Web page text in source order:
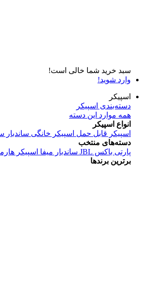
سبد خرید شما خالی است!
وارد شوید!
اسپیکر
دسته‌بندی اسپیکر
همه موارد این دسته
انواع اسپیکر
اسپیکر قابل حمل اسپیکر خانگی ساندبار
دسته‌های منتخب
پارتی باکس JBL
ساندبار میفا اسپیکر
برترین برندها